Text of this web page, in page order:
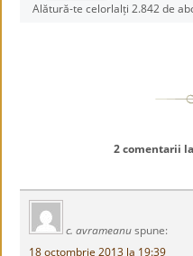
Alătură-te celorlalți 2.842 de
2 comentarii
c. avrameanu spune:
18 octombrie 2013 la 19:39